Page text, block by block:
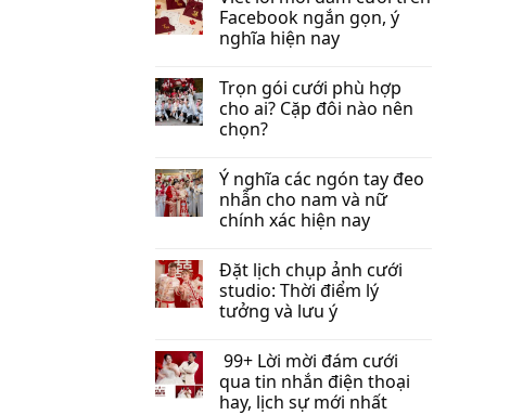
Facebook​ ngắn gọn, ý
nghĩa hiện nay
Trọn gói cưới phù hợp
cho ai? Cặp đôi nào nên
chọn?
Ý nghĩa các ngón tay đeo
nhẫn cho nam và nữ
chính xác hiện nay
Đặt lịch chụp ảnh cưới
studio: Thời điểm lý
tưởng và lưu ý
99+ Lời mời đám cưới
qua tin nhắn​ điện thoại
hay, lịch sự mới nhất